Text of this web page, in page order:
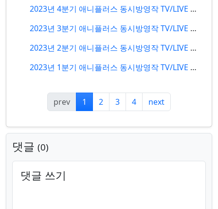
2023년 4분기 애니플러스 동시방영작 TV/LIVE 편성표
2023년 3분기 애니플러스 동시방영작 TV/LIVE 편성표
2023년 2분기 애니플러스 동시방영작 TV/LIVE 편성표
2023년 1분기 애니플러스 동시방영작 TV/LIVE 편성표
prev 1 2 3 4 next
댓글 0
댓글 쓰기